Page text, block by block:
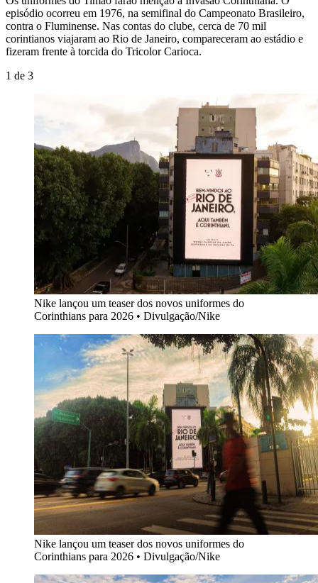
episódio ocorreu em 1976, na semifinal do Campeonato Brasileiro,
contra o Fluminense. Nas contas do clube, cerca de 70 mil
corintianos viajaram ao Rio de Janeiro, compareceram ao estádio e
fizeram frente à torcida do Tricolor Carioca.
1 de 3
Nike lançou um teaser dos novos uniformes do
Corinthians para 2026 • Divulgação/Nike
Nike lançou um teaser dos novos uniformes do
Corinthians para 2026 • Divulgação/Nike